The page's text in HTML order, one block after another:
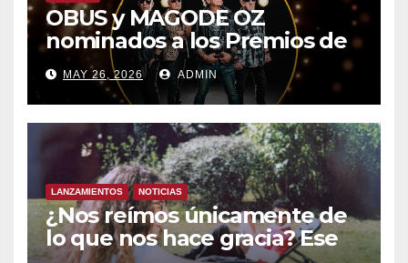
OBUS y MAGODE OZ
nominados a los Premios de
la Academia de la Música de
España- Esta noche en La 2
MAY 26, 2026 ADMIN
LANZAMIENTOS NOTICIAS
¿Nos reímos únicamente de
lo que nos hace gracia? Ese